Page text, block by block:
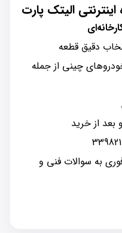
الیتک پارت
دقیق قطعه
چینی از جمله
بعد از خرید
به سوالات فنی و